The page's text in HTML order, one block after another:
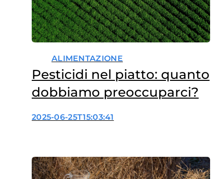
ALIMENTAZIONE
Pesticidi nel piatto: quanto
dobbiamo preoccuparci?
2025-06-25T15:03:41